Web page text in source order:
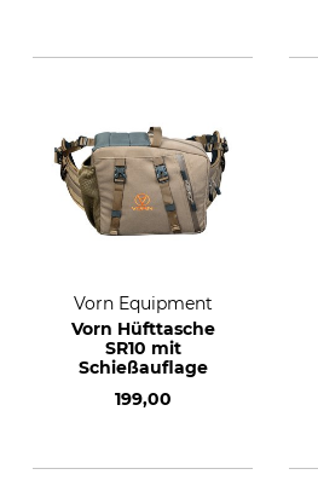
Vorn Equipment
Vorn Hüfttasche
SR10 mit
Schießauflage
199,00